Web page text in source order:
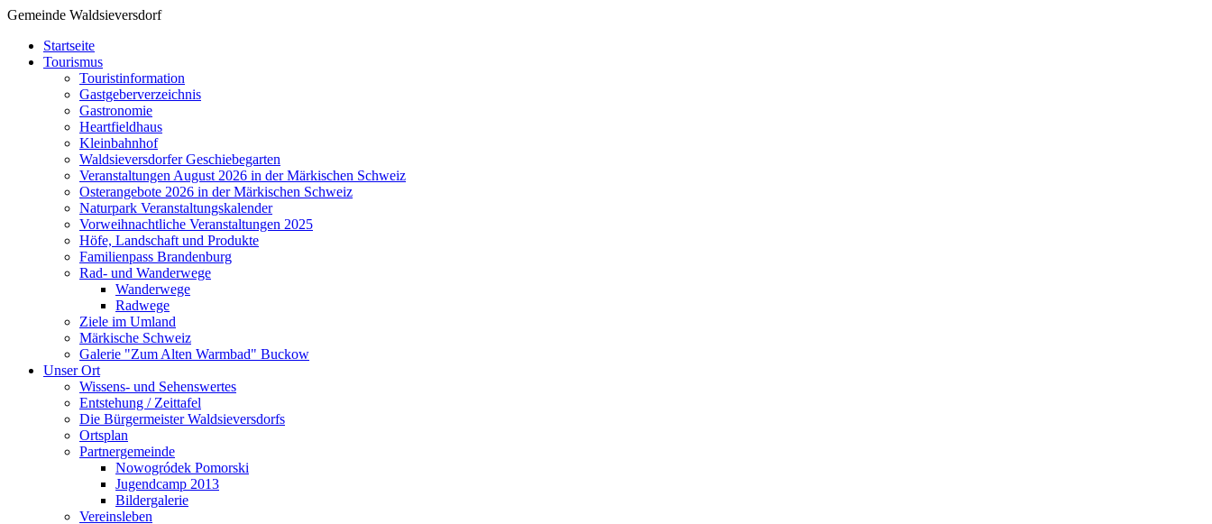
Gemeinde Waldsieversdorf
Startseite
Tourismus
Touristinformation
Gastgeberverzeichnis
Gastronomie
Heartfieldhaus
Kleinbahnhof
Waldsieversdorfer Geschiebegarten
Veranstaltungen August 2026 in der Märkischen Schweiz
Osterangebote 2026 in der Märkischen Schweiz
Naturpark Veranstaltungskalender
Vorweihnachtliche Veranstaltungen 2025
Höfe, Landschaft und Produkte
Familienpass Brandenburg
Rad- und Wanderwege
Wanderwege
Radwege
Ziele im Umland
Märkische Schweiz
Galerie "Zum Alten Warmbad" Buckow
Unser Ort
Wissens- und Sehenswertes
Entstehung / Zeittafel
Die Bürgermeister Waldsieversdorfs
Ortsplan
Partnergemeinde
Nowogródek Pomorski
Jugendcamp 2013
Bildergalerie
Vereinsleben